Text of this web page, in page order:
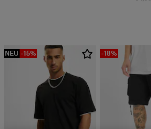
NEU -15% -18%